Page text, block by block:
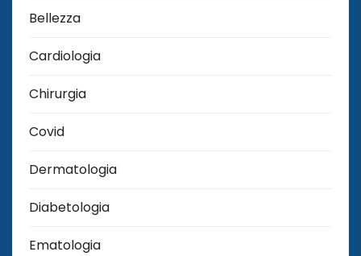
Bellezza
Cardiologia
Chirurgia
Covid
Dermatologia
Diabetologia
Ematologia